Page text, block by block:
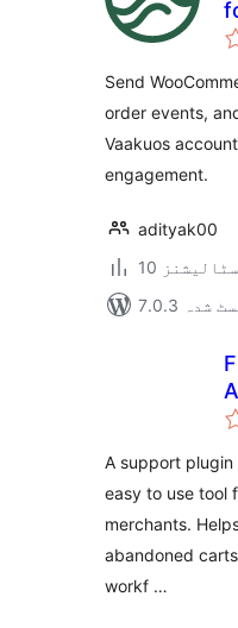
Send
order events,
Vaakuos
engagement.
adityak00
شدہ
A support
easy to use tool
merchants.
abandoned
workf …